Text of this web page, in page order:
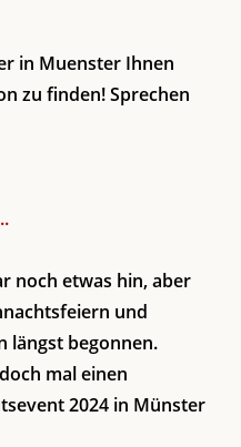
in Muenster Ihnen
zu finden! Sprechen
noch etwas hin, aber
und
längst begonnen.
mal einen
2024 in Münster